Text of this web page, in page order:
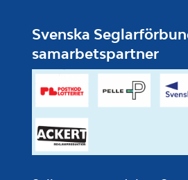
Svenska
samarbetspartner